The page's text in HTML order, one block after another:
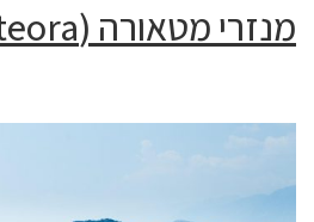
מנזרי מטאורה (Meteora)